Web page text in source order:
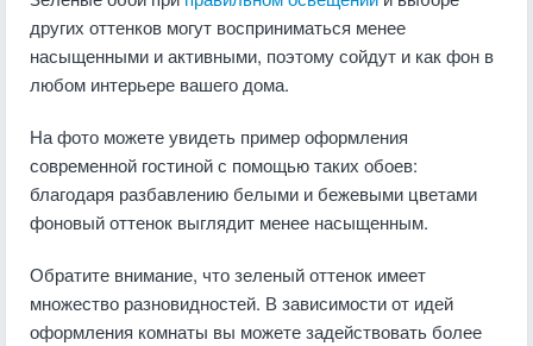
других оттенков могут восприниматься менее
насыщенными и активными, поэтому сойдут и как фон в
любом интерьере вашего дома.
На фото можете увидеть пример оформления
современной гостиной с помощью таких обоев:
благодаря разбавлению белыми и бежевыми цветами
фоновый оттенок выглядит менее насыщенным.
Обратите внимание, что зеленый оттенок имеет
множество разновидностей. В зависимости от идей
оформления комнаты вы можете задействовать более